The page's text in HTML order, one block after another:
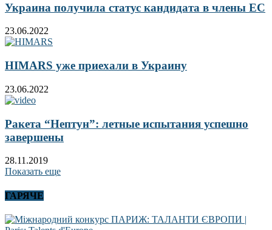
Украина получила статус кандидата в члены ЕС
23.06.2022
HIMARS уже приехали в Украину
23.06.2022
Ракета “Нептун”: летные испытания успешно
завершены
28.11.2019
Показать еще
ГАРЯЧЕ